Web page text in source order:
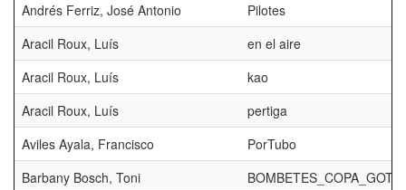
Andrés Ferriz, José Antonio
Pilotes
Aracil Roux, Luís
en el aire
Aracil Roux, Luís
kao
Aracil Roux, Luís
pertiga
Aviles Ayala, Francisco
PorTubo
Barbany Bosch, Toni
BOMBETES_COPA_GOT